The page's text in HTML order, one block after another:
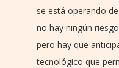
se está operando
no hay ningún
pero hay que
tecnológico que